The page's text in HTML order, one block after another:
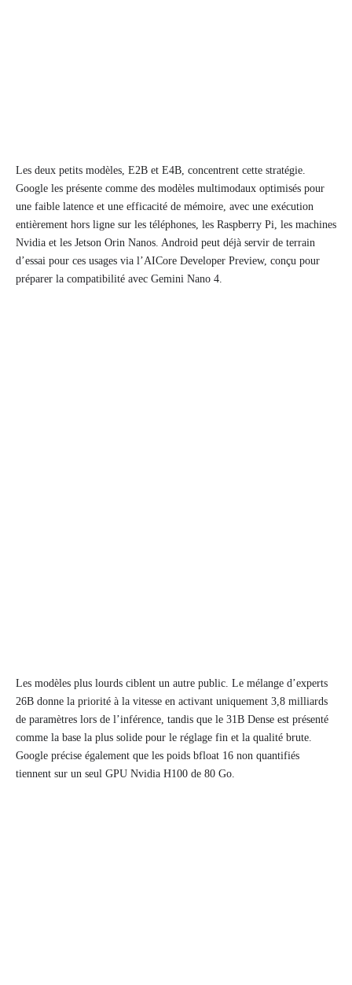
Les deux petits modèles, E2B et E4B, concentrent cette stratégie.
Google les présente comme des modèles multimodaux optimisés pour
une faible latence et une efficacité de mémoire, avec une exécution
entièrement hors ligne sur les téléphones, les Raspberry Pi, les machines
Nvidia et les Jetson Orin Nanos. Android peut déjà servir de terrain
d’essai pour ces usages via l’AICore Developer Preview, conçu pour
préparer la compatibilité avec Gemini Nano 4.
Les modèles plus lourds ciblent un autre public. Le mélange d’experts
26B donne la priorité à la vitesse en activant uniquement 3,8 milliards
de paramètres lors de l’inférence, tandis que le 31B Dense est présenté
comme la base la plus solide pour le réglage fin et la qualité brute.
Google précise également que les poids bfloat 16 non quantifiés
tiennent sur un seul GPU Nvidia H100 de 80 Go.